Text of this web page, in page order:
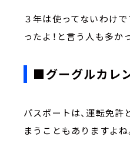
３年は使ってないわけ
ったよ！と言う人も多か
■グーグルカレ
パスポートは、運転免許
まうこともありますよ